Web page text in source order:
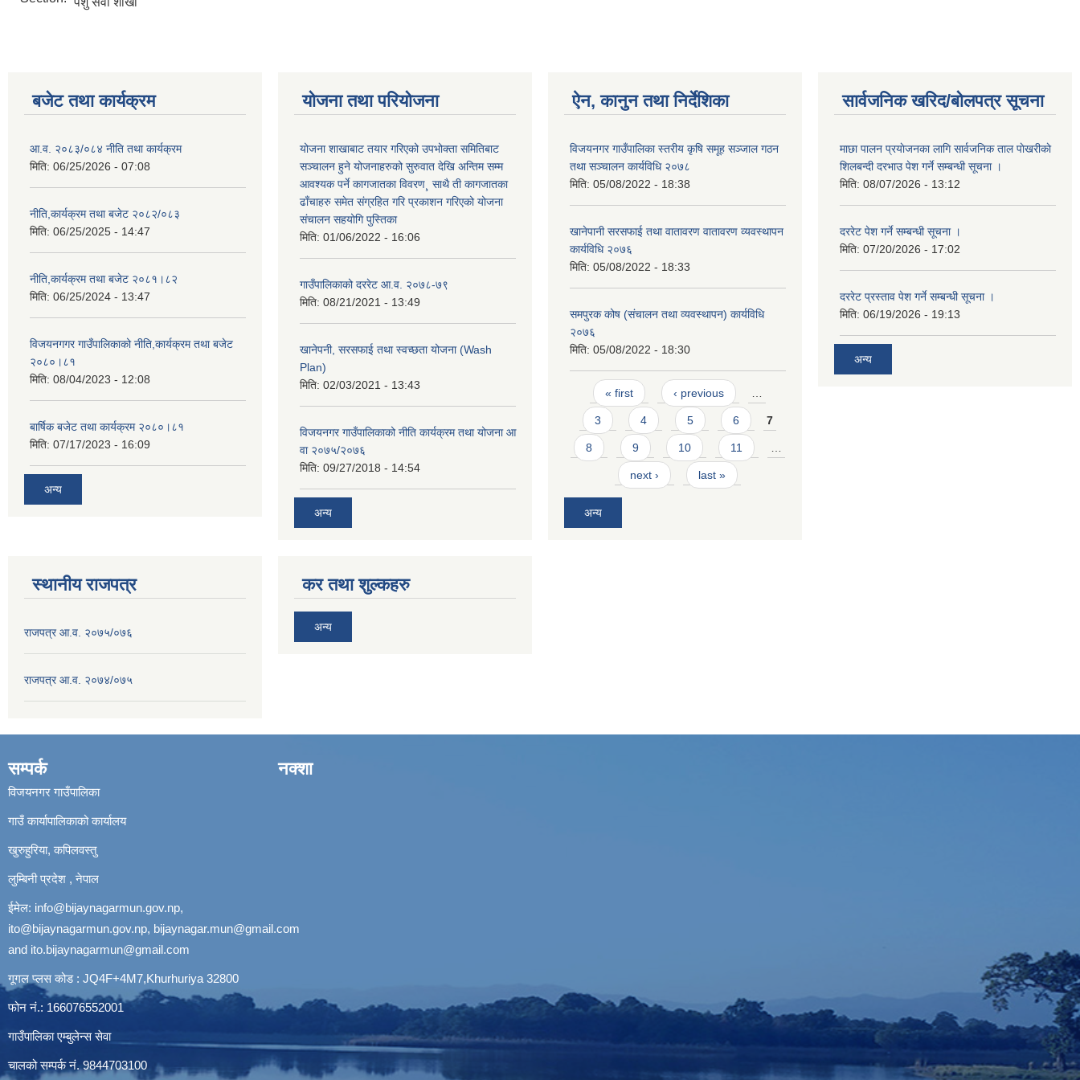
बजेट तथा कार्यक्रम
आ.व. २०८३/०८४ नीति तथा कार्यक्रम
मिति: 06/25/2026 - 07:08
नीति,कार्यक्रम तथा बजेट २०८२/०८३
मिति: 06/25/2025 - 14:47
नीति,कार्यक्रम तथा बजेट २०८१।८२
मिति: 06/25/2024 - 13:47
विजयनगगर गाउँपालिकाको नीति,कार्यक्रम तथा बजेट
२०८०।८१
मिति: 08/04/2023 - 12:08
बार्षिक बजेट तथा कार्यक्रम २०८०।८१
मिति: 07/17/2023 - 16:09
अन्य
योजना तथा परियोजना
योजना शाखाबाट तयार गरिएको उपभोक्ता समितिबाट
सञ्चालन हुने योजनाहरुको सुरुवात देखि अन्तिम सम्म
आवश्यक पर्ने कागजातका विवरण¸ साथै ती कागजातका
ढाँचाहरु समेत संग्रहित गरि प्रकाशन गरिएको योजना
संचालन सहयोगि पुस्तिका
मिति: 01/06/2022 - 16:06
गाउँपालिकाको दररेट आ.व. २०७८-७९
मिति: 08/21/2021 - 13:49
खानेपनी, सरसफाई तथा स्वच्छता योजना (Wash
Plan)
मिति: 02/03/2021 - 13:43
विजयनगर गाउँपालिकाको नीति कार्यक्रम तथा योजना आ
वा २०७५/२०७६
मिति: 09/27/2018 - 14:54
अन्य
ऐन, कानुन तथा निर्देशिका
विजयनगर गाउँपालिका स्तरीय कृषि समूह सञ्जाल गठन
तथा सञ्चालन कार्यविधि २०७८
मिति: 05/08/2022 - 18:38
खानेपानी सरसफाई तथा वातावरण वातावरण व्यवस्थापन
कार्यविधि २०७६
मिति: 05/08/2022 - 18:33
समपुरक कोष (संचालन तथा व्यवस्थापन) कार्यविधि
२०७६
मिति: 05/08/2022 - 18:30
Pages
« first ‹ previous …
3 4 5 6 7
8 9 10 11 …
next › last »
अन्य
सार्वजनिक खरिद/बोलपत्र सूचना
माछा पालन प्रयाेजनका लागि सार्वजनिक ताल पाेखरीकाे
शिलबन्दी दरभाउ पेश गर्ने सम्बन्धी सूचना ।
मिति: 08/07/2026 - 13:12
दररेट पेश गर्ने सम्बन्धी सूचना ।
मिति: 07/20/2026 - 17:02
दररेट प्रस्ताव पेश गर्ने सम्बन्धी सूचना ।
मिति: 06/19/2026 - 19:13
अन्य
स्थानीय राजपत्र
राजपत्र आ.व. २०७५/०७६
राजपत्र आ.व. २०७४/०७५
कर तथा शुल्कहरु
अन्य
सम्पर्क
विजयनगर गाउँपालिका
गाउँ कार्यापालिकाको कार्यालय
खुरुहुरिया, कपिलवस्तु
लुम्बिनी प्रदेश , नेपाल
ईमेल: info@bijaynagarmun.gov.np,
ito@bijaynagarmun.gov.np, bijaynagar.mun@gmail.com
and ito.bijaynagarmun@gmail.com
गूगल प्लस कोड : JQ4F+4M7,Khurhuriya 32800
फोन नं.: 166076552001
गाउँपालिका एम्बुलेन्स सेवा
चालको सम्पर्क नं. 9844703100
नक्शा